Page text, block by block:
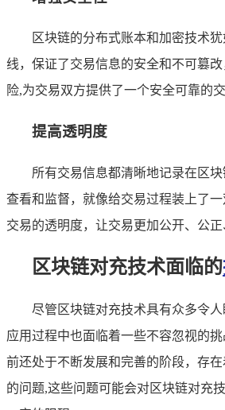
区块链的分布式账本和加密技术
线，保证了交易信息的安全和不可篡
险,为交易双方提供了一个安全可靠的交
提高透明度
所有交易信息都清晰地记录在区
查看和监督，就像给交易过程装上了
交易的透明度，让交易更加公开、公正
区块链对充技术面临的
尽管区块链对充技术具有众多令
应用过程中也面临着一些不容忽视的
前还处于不断发展和完善的阶段，存
的问题,这些问题可能会对区块链对充